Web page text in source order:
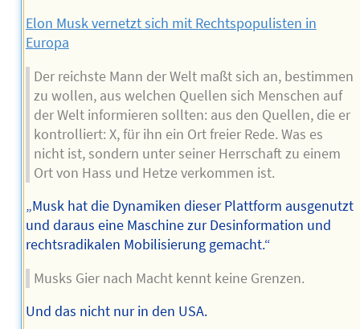
Elon Musk vernetzt sich mit Rechtspopulisten in
Europa
Der reichste Mann der Welt maßt sich an, bestimmen
zu wollen, aus welchen Quellen sich Menschen auf
der Welt informieren sollten: aus den Quellen, die er
kontrolliert: X, für ihn ein Ort freier Rede. Was es
nicht ist, sondern unter seiner Herrschaft zu einem
Ort von Hass und Hetze verkommen ist.
„Musk hat die Dynamiken dieser Plattform ausgenutzt
und daraus eine Maschine zur Desinformation und
rechtsradikalen Mobilisierung gemacht.“
Musks Gier nach Macht kennt keine Grenzen.
Und das nicht nur in den USA.